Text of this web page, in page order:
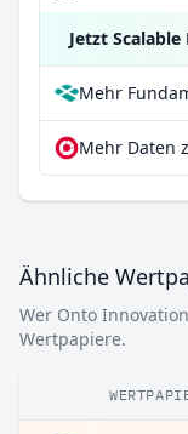
Jetzt
Mehr Daten
Ähnliche
Wer Onto
Wertpapiere.